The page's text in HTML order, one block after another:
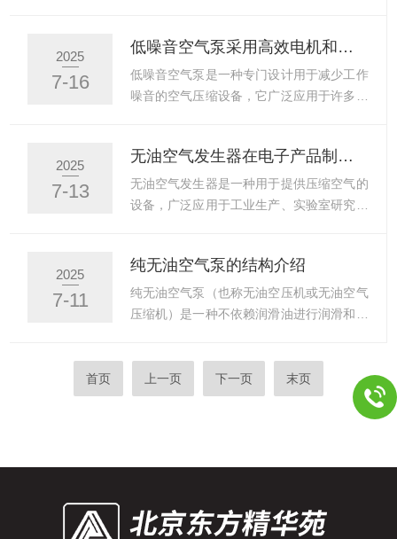
保容器干净无污染。连接氮气源：将氮气管
连接到氮吹仪的进气口，确保连接稳固，避
免漏气。设定操作参数调整氮气流量：根据
和环保的空气，适用于医药、食品加工、实
验室、精密仪器等对空气质量有严格要求的
行业。纯无油空气泵的基本构造：1.泵体：
般经过精密加工，以保证空气的纯净和泵的
高效运转。2.气缸：气缸是空气压缩的主要
部件。气缸通常采用高精度加工，表面光
2025
7-16
低噪音空气泵采用高效电机和优化设计
低噪音空气泵是一种专门设计用于减少工作
噪音的空气压缩设备，它广泛应用于许多要
效地减少了运行过程中的噪声，适应了对噪
声要求较高的应用场景。低噪音空气泵的关
键设计要素：1.噪音隔离设计：在设计上采
构进行隔离，以减少声音的传播。2.优化泵
体结构：在泵体的设计中，会采用更为平滑
的结构设计，减少空气流动过程中的湍流和
2025
7-13
无油空气发生器在电子产品制造中的作用
无油空气发生器是一种用于提供压缩空气的
设备，广泛应用于工业生产、实验室研究、
对设备和环境的污染，具有更高的安全性、
环保性和长期使用的经济性。无油空气发生
器的主要特点：1.高洁净度：不使用油作为
领域，如制药、电子制造等，尤为重要。2.
环保性强：与有油空气发生器相比，不会产
生油污，也不会污染环境。在空气压缩过程
2025
7-11
纯无油空气泵的结构介绍
纯无油空气泵（也称无油空压机或无油空气
压缩机）是一种不依赖润滑油进行润滑和密
核心特点是输出的压缩空气不含油分，结构
设计上通过机械密封、自润滑材料或特殊摩
擦副替代传统润滑油的作用。以下是其典型
净化和输出。1.动力系统电机：提供压缩动
首页 上一页 下一页 末页